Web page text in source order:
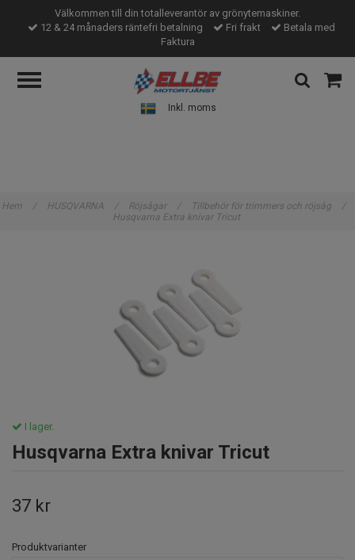
Välkommen till din totalleverantör av grönytemaskiner.
12 & 24 månaders räntefri betalning
Fri frakt
Betala med
Faktura
Inkl. moms
Hem / HUSQVARNA / Röjsågar / Tillbehör för trimmers och röjsåg
/
Husqvarna Extra knivar Tricut
I lager.
Husqvarna Extra knivar Tricut
37 kr
Produktvarianter